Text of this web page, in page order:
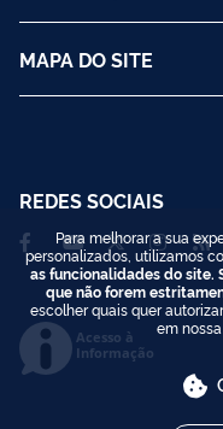
MAPA DO SITE
REDES SOCIAIS
Acesso à
Informação
Para melhorar a sua
personalizados, utilizamos
as funcionalidades do site.
que não forem
escolher quais quer
em nossa